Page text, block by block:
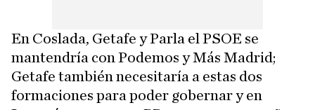
En Coslada, Getafe y Parla el PSOE se
mantendría con Podemos y Más Madrid;
Getafe también necesitaría a estas dos
formaciones para poder gobernar y en